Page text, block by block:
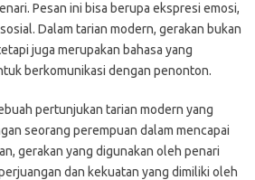
Pesan ini bisa berupa ekspresi emosi,
Dalam tarian modern, gerakan bukan
juga merupakan bahasa yang
berkomunikasi dengan penonton.
pertunjukan tarian modern yang
seorang perempuan dalam mencapai
gerakan yang digunakan oleh penari
dan kekuatan yang dimiliki oleh